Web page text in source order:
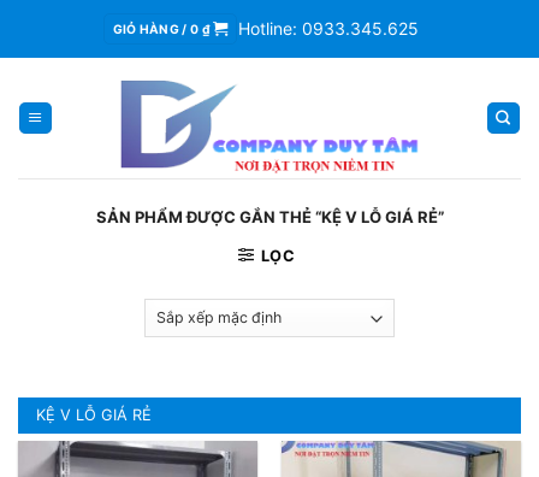
content
GIỎ HÀNG / 0 ₫ Hotline: 0933.345.625
SẢN PHẨM ĐƯỢC GẮN THẺ “KỆ V LỖ GIÁ RẺ”
LỌC
KỆ V LỖ GIÁ RẺ